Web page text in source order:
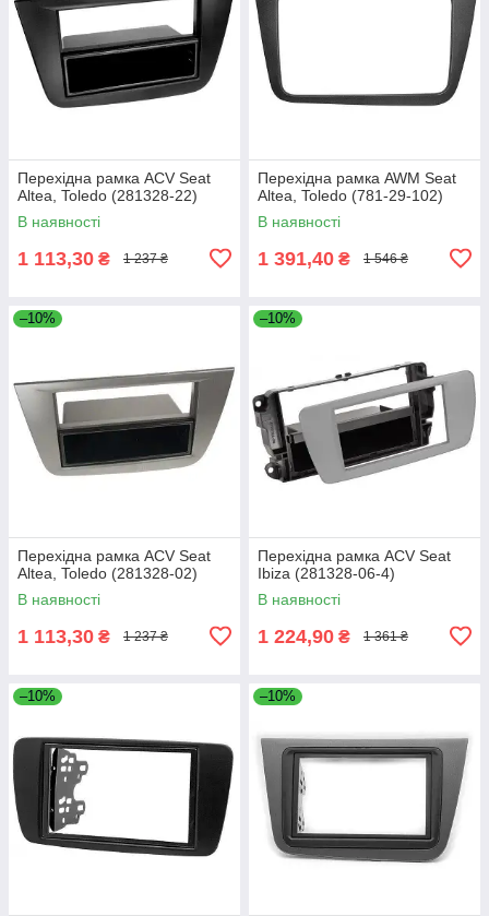
Перехідна рамка ACV Seat
Altea, Toledo (281328-22)
В наявності
1 113,30 ₴ 1 237 ₴
Перехідна рамка AWM Seat
Altea, Toledo (781-29-102)
В наявності
1 391,40 ₴ 1 546 ₴
–10%
Перехідна рамка ACV Seat
Altea, Toledo (281328-02)
В наявності
1 113,30 ₴ 1 237 ₴
–10%
Перехідна рамка ACV Seat
Ibiza (281328-06-4)
В наявності
1 224,90 ₴ 1 361 ₴
–10% –10%